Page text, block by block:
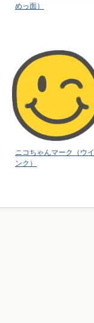
めっ面）
ニコちゃんマーク（ウイ
ンク）